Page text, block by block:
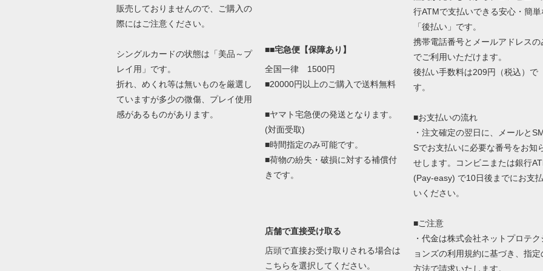
販売しておりませんので、ご購入の
際にはご注意ください。
シングルカードの状態は「美品～プ
レイ用」です。
折れ、めくれ等は無いものを厳選し
ていますが多少の微傷、プレイ使用
感があるものがあります。
■■宅急便【保障あり】
全国一律 1500円
■20000円以上のご購入で送料無料
■ヤマト宅急便の発送となります。
(対面受取)
■時間指定のみ可能です。
■荷物の紛失・破損に対する補償付
きです。
店舗で直接受け取る
店頭で直接お受け取りされる場合は
こちらを選択してください。
行ATMで支払いできる安心・簡単
「後払い」です。
携帯電話番号とメールアドレスの
でご利用いただけます。
後払い手数料は209円（税込）で
す。
■お支払いの流れ
・注文確定の翌日に、メールと
Sでお支払いに必要な番号をお知
せします。コンビニまたは銀行
(Pay-easy) で10日後までにお支払
いください。
■ご注意
・代金は株式会社ネットプロテク
ョンズの利用規約に基づき、指定
方法で請求いたします。